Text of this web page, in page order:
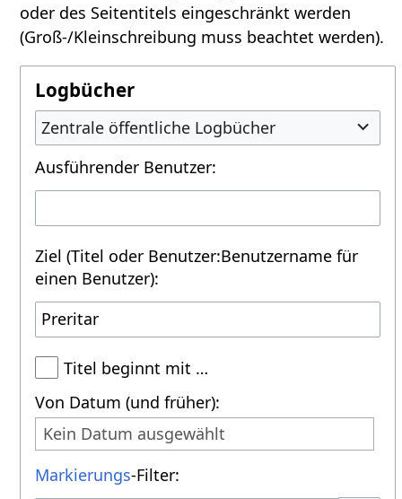
oder des Seitentitels eingeschränkt werden
(Groß-/Kleinschreibung muss beachtet werden).
Logbücher
Zentrale öffentliche Logbücher
Ausführender Benutzer:
Ziel (Titel oder Benutzer:Benutzername für
einen Benutzer):
Titel beginnt mit …
Von Datum (und früher):
Kein Datum ausgewählt
Markierungs-Filter: